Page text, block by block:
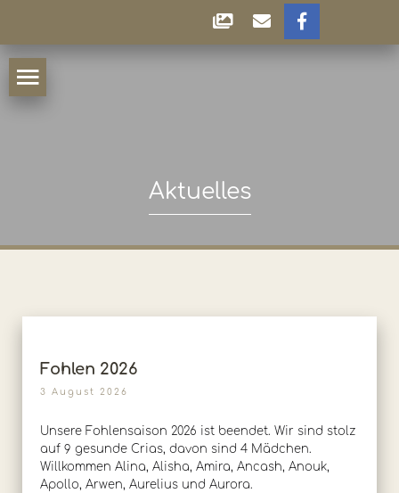
Aktuelles
Fohlen 2026
3 August 2026
Unsere Fohlensaison 2026 ist beendet. Wir sind stolz
auf 9 gesunde Crias, davon sind 4 Mädchen.
Willkommen Alina, Alisha, Amira, Ancash, Anouk,
Apollo, Arwen, Aurelius und Aurora.